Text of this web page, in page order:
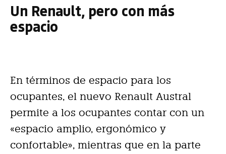
Un Renault, pero con más
espacio
En términos de espacio para los
ocupantes, el nuevo Renault Austral
permite a los ocupantes contar con un
«espacio amplio, ergonómico y
confortable», mientras que en la parte